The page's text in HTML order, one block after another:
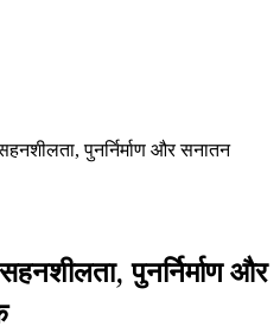
पुनर्निर्माण और सनातन
पुनर्निर्माण और